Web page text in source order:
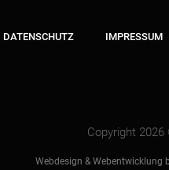
DATENSCHUTZ IMPRESSUM
Copyright
Webdesign & Webentwicklung